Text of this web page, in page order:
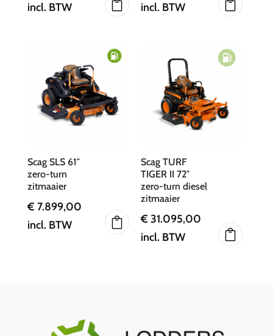
incl. BTW
incl. BTW
Scag SLS 61″
zero-turn
zitmaaier
€ 7.899,00
incl. BTW
Scag TURF
TIGER II 72″
zero-turn diesel
zitmaaier
€ 31.095,00
incl. BTW